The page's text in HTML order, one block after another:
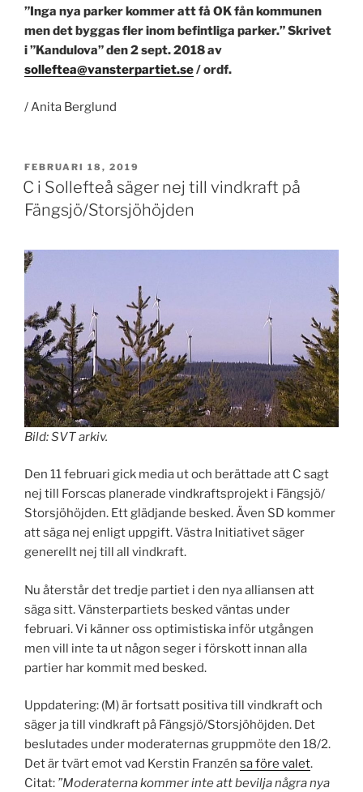
”Inga nya parker kommer att få OK fån kommunen
men det byggas fler inom befintliga parker.” Skrivet
i ”Kandulova” den 2 sept. 2018 av
solleftea@vansterpartiet.se/ ordf.
/ Anita Berglund
PUBLICERAT
FEBRUARI 18, 2019
C i Sollefteå säger nej till vindkraft på
Fängsjö/Storsjöhöjden
Bild: SVT arkiv.
Den 11 februari gick media ut och berättade att C sagt
nej till Forscas planerade vindkraftsprojekt i Fängsjö/
Storsjöhöjden. Ett glädjande besked. Även SD kommer
att säga nej enligt uppgift. Västra Initiativet säger
generellt nej till all vindkraft.
Nu återstår det tredje partiet i den nya alliansen att
säga sitt. Vänsterpartiets besked väntas under
februari. Vi känner oss optimistiska inför utgången
men vill inte ta ut någon seger i förskott innan alla
partier har kommit med besked.
Uppdatering: (M) är fortsatt positiva till vindkraft och
säger ja till vindkraft på Fängsjö/Storsjöhöjden. Det
beslutades under moderaternas gruppmöte den 18/2.
Det är tvärt emot vad Kerstin Franzén sa före valet.
Citat: ”Moderaterna kommer inte att bevilja några nya